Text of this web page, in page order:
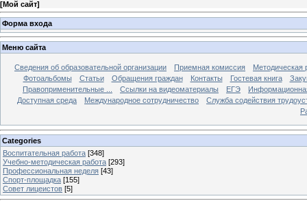
[Мой сайт]
Форма входа
Меню сайта
Сведения об образовательной организации Приемная комиссия
Методическая
Фотоальбомы
Статьи Обращения граждан Контакты Гостевая книга
Правоприменительные ...
Ссылки на видеоматериалы ЕГЭ
Доступная среда
Международное сотрудничество
Служба содействия
Categories
Воспитательная работа [348]
Учебно-методическая работа [293]
Профессиональная неделя [43]
Спорт-площадка [155]
Совет лицеистов [5]